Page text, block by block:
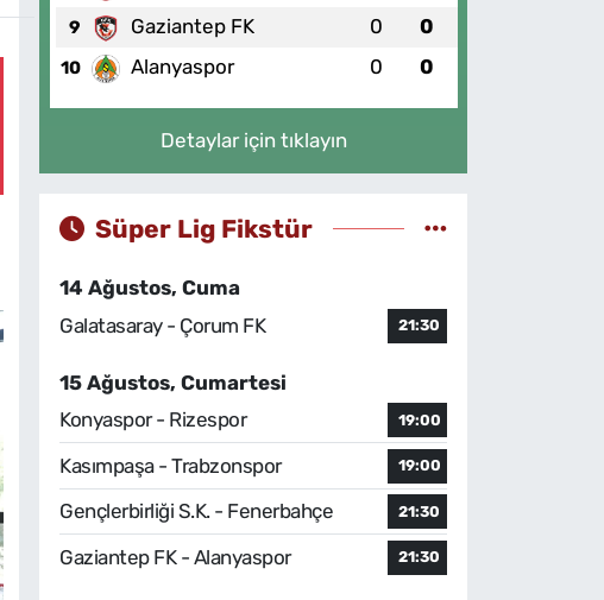
9 Gaziantep FK 0 0
10 Alanyaspor 0 0
Detaylar için tıklayın
Süper Lig Fikstür
14 Ağustos, Cuma
Galatasaray - Çorum FK
21:30
15 Ağustos, Cumartesi
Konyaspor - Rizespor
19:00
Kasımpaşa - Trabzonspor 19:00
Gençlerbirliği S.K. - Fenerbahçe 21:30
Gaziantep FK - Alanyaspor 21:30